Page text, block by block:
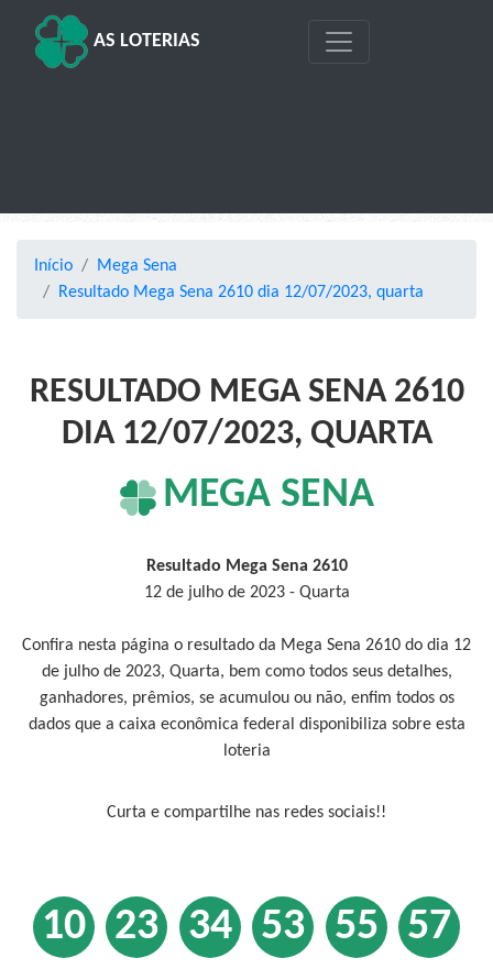
AS LOTERIAS
Início
Mega Sena
Resultado Mega Sena 2610 dia 12/07/2023, quarta
RESULTADO MEGA SENA 2610
DIA 12/07/2023, QUARTA
MEGA SENA
Resultado Mega Sena 2610
12 de julho de 2023 - Quarta
Confira nesta página o resultado da Mega Sena 2610 do dia 12
de julho de 2023, Quarta, bem como todos seus detalhes,
ganhadores, prêmios, se acumulou ou não, enfim todos os
dados que a caixa econômica federal disponibiliza sobre esta
loteria
Curta e compartilhe nas redes sociais!!
10 23 34 53 55 57